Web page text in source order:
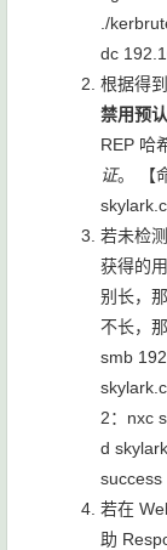
./
dc
根据得
禁用预
REP 哈
证。 【
若未检
获得的
别长，
不长，
smb
2： nxc
d
若在
助